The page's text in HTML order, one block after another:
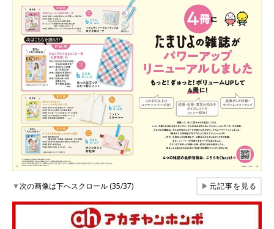
▼次の画像は下へスクロール (35/37) ▶元記事を見る